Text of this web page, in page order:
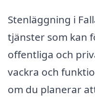
Stenläggning i
tjänster som kan
offentliga och
vackra och
om du planerar